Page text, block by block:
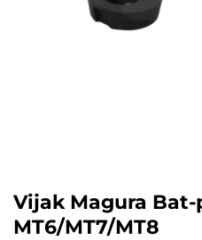
Vijak Magura
MT6/MT7/MT8